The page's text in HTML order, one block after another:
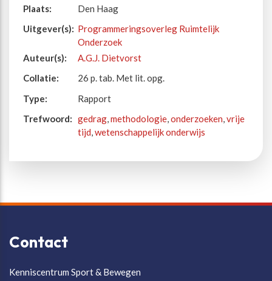
Plaats:
Den Haag
Uitgever(s): Programmeringsoverleg Ruimtelijk
Onderzoek
Auteur(s):
A.G.J. Dietvorst
Collatie:
26 p. tab. Met lit. opg.
Type:
Rapport
Trefwoord: gedrag,methodologie,onderzoeken,vrije
tijd,wetenschappelijk onderwijs
Contact
Kenniscentrum Sport & Bewegen